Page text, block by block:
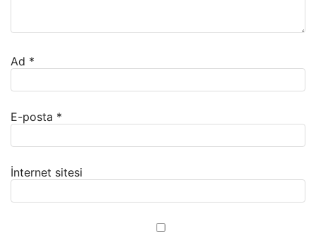
Ad *
E-posta *
İnternet sitesi